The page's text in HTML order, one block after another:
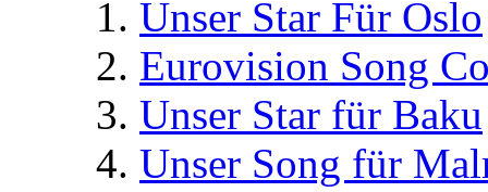
Unser Star Für Oslo
Eurovision Song
Unser Star für Baku
Unser Song für